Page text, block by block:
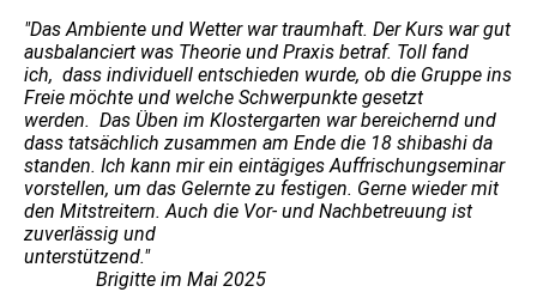
"Das Ambiente und Wetter war traumhaft. Der Kurs war gut
ausbalanciert was Theorie und Praxis betraf. Toll fand
ich, dass individuell entschieden wurde, ob die Gruppe ins
Freie möchte und welche Schwerpunkte gesetzt
werden. Das Üben im Klostergarten war bereichernd und
dass tatsächlich zusammen am Ende die 18 shibashi da
standen. Ich kann mir ein eintägiges Auffrischungseminar
vorstellen, um das Gelernte zu festigen. Gerne wieder mit
den Mitstreitern. Auch die Vor- und Nachbetreuung ist
zuverlässig und
unterstützend."
Brigitte im Mai 2025